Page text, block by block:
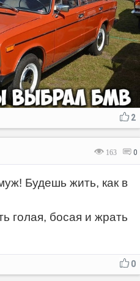
2
163 0
Будешь жить, как в
голая, босая и жрать
0